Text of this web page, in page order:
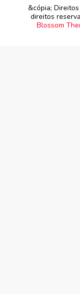
&cópia;
direitos
Blossom